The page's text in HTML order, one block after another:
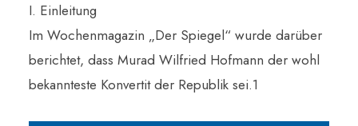
I. Einleitung
Im Wochenmagazin „Der Spiegel“ wurde darüber
berichtet, dass Murad Wilfried Hofmann der wohl
bekannteste Konvertit der Republik sei.1